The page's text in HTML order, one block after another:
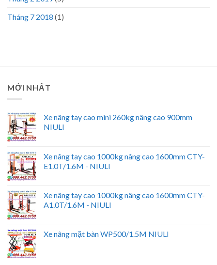
Tháng 7 2018 (1)
MỚI NHẤT
Xe nâng tay cao mini 260kg nâng cao 900mm
NIULI
Xe nâng tay cao 1000kg nâng cao 1600mm CTY-
E1.0T/1.6M - NIULI
Xe nâng tay cao 1000kg nâng cao 1600mm CTY-
A1.0T/1.6M - NIULI
Xe nâng mặt bàn WP500/1.5M NIULI